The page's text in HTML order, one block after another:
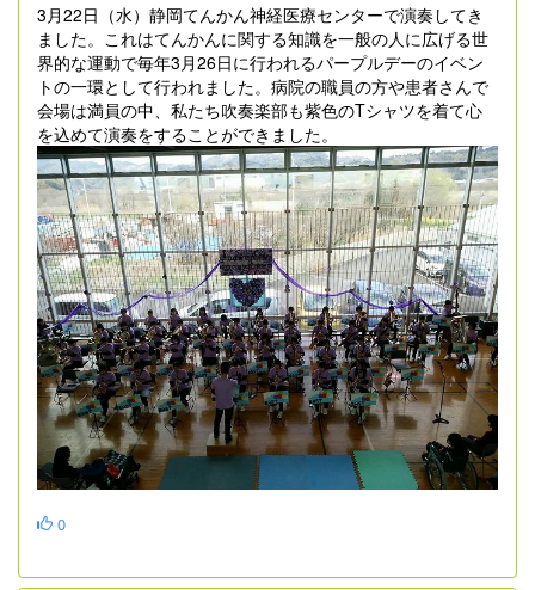
3月22日（水）静岡てんかん神経医療センターで演奏してき
ました。これはてんかんに関する知識を一般の人に広げる世
界的な運動で毎年3月26日に行われるパープルデーのイベン
トの一環として行われました。病院の職員の方や患者さんで
会場は満員の中、私たち吹奏楽部も紫色のTシャツを着て心
を込めて演奏をすることができました。
0